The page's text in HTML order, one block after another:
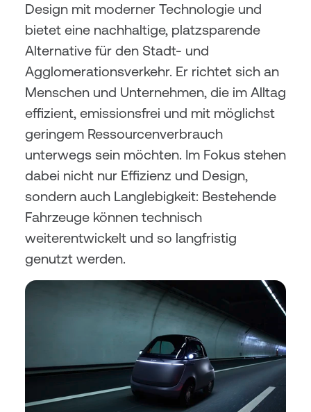
Design mit moderner Technologie und
bietet eine nachhaltige, platzsparende
Alternative für den Stadt- und
Agglomerationsverkehr. Er richtet sich an
Menschen und Unternehmen, die im Alltag
effizient, emissionsfrei und mit möglichst
geringem Ressourcenverbrauch
unterwegs sein möchten. Im Fokus stehen
dabei nicht nur Effizienz und Design,
sondern auch Langlebigkeit: Bestehende
Fahrzeuge können technisch
weiterentwickelt und so langfristig
genutzt werden.